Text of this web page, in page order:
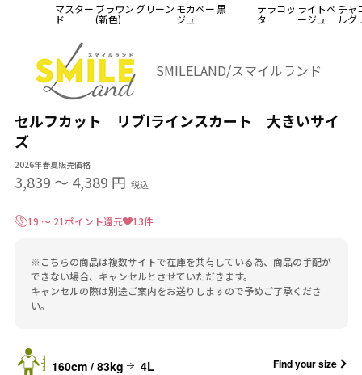
マスター
ド
ブラウン
(新色)
グリーン モカベー
ジュ
黒 テラコッ
タ
ライトベ
ージュ
チャ
ルグ
SMILELAND/スマイルランド
セルフカット リブIラインスカート 大きいサイ
ズ
2026年春夏販売価格
3,839 〜 4,389 円 税込
19 ～ 21ポイント還元 13件
※こちらの商品は複数サイトで在庫を共有している為、商品の手配が
できない場合、キャンセルとさせていただきます。
キャンセルの際は別途ご案内をお送りしますので予めご了承くださ
い。
160cm / 83kg 4L Find your size